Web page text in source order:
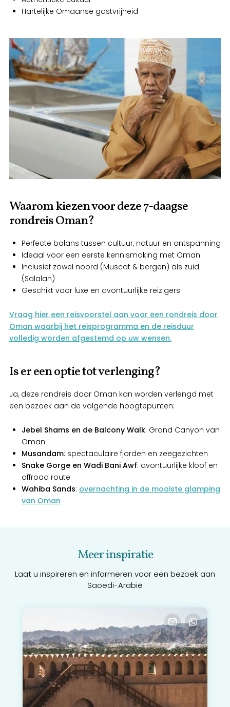
Hartelijke Omaanse gastvrijheid
Waarom kiezen voor deze 7-daagse
rondreis Oman?
Perfecte balans tussen cultuur, natuur en ontspanning
Ideaal voor een eerste kennismaking met Oman
Inclusief zowel noord (Muscat & bergen) als zuid
(Salalah)
Geschikt voor luxe en avontuurlijke reizigers
Vraag hier een reisvoorstel aan voor een rondreis door
Oman waarbij het reisprogramma en de reisduur
volledig worden afgestemd op uw wensen.
Is er een optie tot verlenging?
Ja, deze rondreis door Oman kan worden verlengd met
een bezoek aan de volgende hoogtepunten:
Jebel Shams en de Balcony Walk: Grand Canyon van
Oman
Musandam: spectaculaire fjorden en zeegezichten
Snake Gorge en Wadi Bani Awf: avontuurlijke kloof en
offroad route
Wahiba Sands: overnachting in de mooiste glamping
van Oman
Meer inspiratie
Laat u inspireren en informeren voor een bezoek aan
Saoedi-Arabië